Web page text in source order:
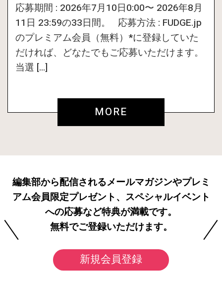
応募期間 : 2026年7月10日0:00〜 2026年8月
11日 23:59の33日間。 応募方法 : FUDGE.jp
のプレミアム会員（無料）*に登録していた
だければ、どなたでもご応募いただけます。
当選 […]
MORE
編集部から配信されるメールマガジンやプレミ
アム会員限定プレゼント、スペシャルイベント
への応募など特典が満載です。
無料でご登録いただけます。
新規会員登録